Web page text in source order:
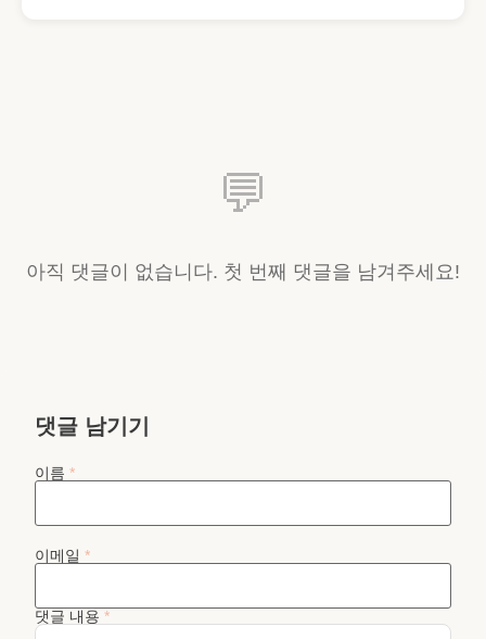
💬
아직 댓글이 없습니다. 첫 번째 댓글을 남겨주세요!
댓글 남기기
이름 *
이메일 *
댓글 내용 *